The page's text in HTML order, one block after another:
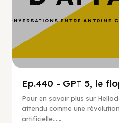
Ep.440 - GPT 5, le
Pour en savoir plus sur
attendu comme une
artificielle…...